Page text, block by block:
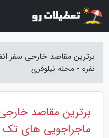
برترین مقاصد خارجی سفر
نفره - مجله نیلوفری
برترین مقاصد
ماجراجویی های تک